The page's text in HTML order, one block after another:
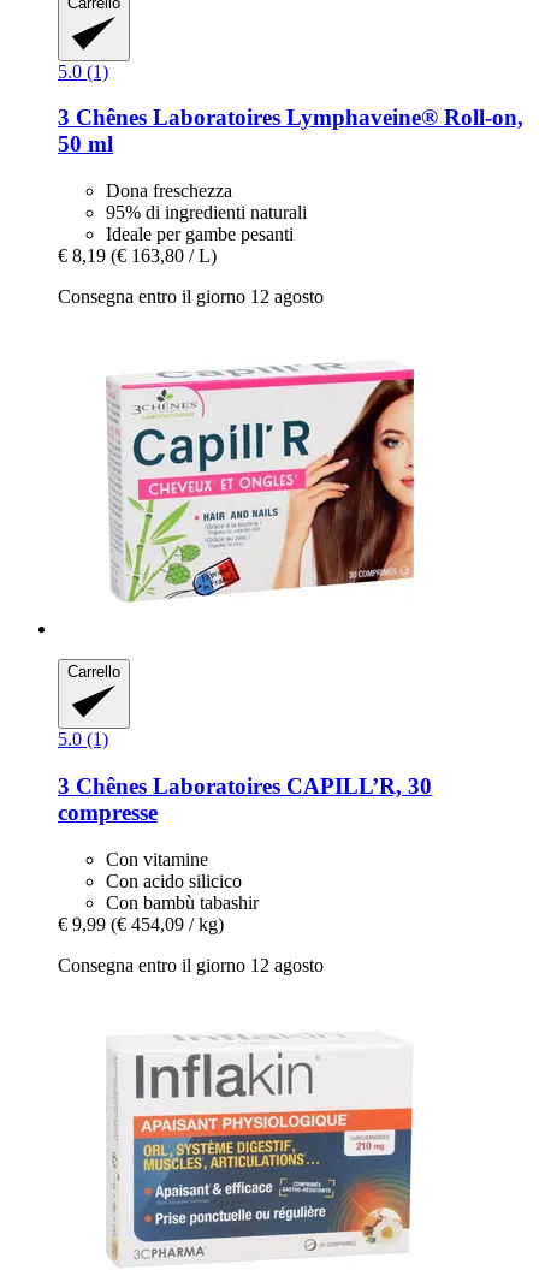
5.0 (1)
3 Chênes Laboratoires Lymphaveine® Roll-​on,
50 ml
Dona freschezza
95% di ingredienti naturali
Ideale per gambe pesanti
€ 8,19 (€ 163,80 / L)
Consegna entro il giorno 12 agosto
Carrello
5.0 (1)
3 Chênes Laboratoires CAPILL’R, 30
compresse
Con vitamine
Con acido silicico
Con bambù tabashir
€ 9,99 (€ 454,09 / kg)
Consegna entro il giorno 12 agosto